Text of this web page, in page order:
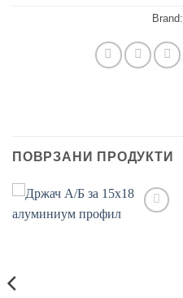
Brand:
ПОВРЗАНИ ПРОДУКТИ